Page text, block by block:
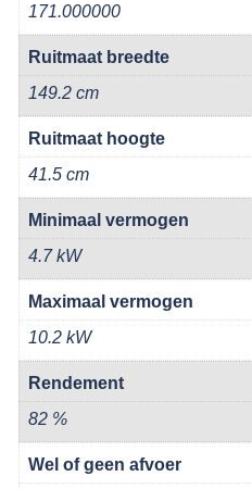
171.000000
Ruitmaat breedte
149.2 cm
Ruitmaat hoogte
41.5 cm
Minimaal vermogen
4.7 kW
Maximaal vermogen
10.2 kW
Rendement
82 %
Wel of geen afvoer